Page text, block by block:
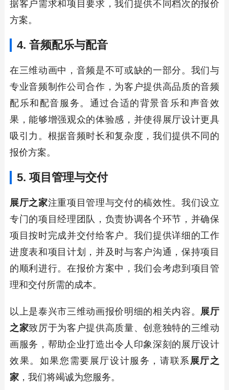
据客户需求和项目要求，我们提供不同档次的报价
方案。
4. 音频配乐与配音
在三维动画中，音频是不可或缺的一部分。我们与
专业音频制作公司合作，为客户提供高品质的音频
配乐和配音服务。通过合适的背景音乐和声音效
果，能够增强观众的体验感，并使得展厅设计更具
吸引力。根据音频时长和复杂度，我们提供不同的
报价方案。
5. 项目管理与交付
展厅之家注重项目管理与交付的槁效性。我们设立
专门的项目经理团队，负责协调各个环节，并确保
项目按时完成并交付给客户。我们提供详细的工作
进度表和项目计划，并及时与客户沟通，保持项目
的顺利进行。在报价方案中，我们会考虑到项目管
理和交付所需的成本。
以上是泰兴市三维动画报价明细的相关内容。 展厅
之家致厉于为客户提供高质量、创意独特的三维动
画服务，帮助企业打造出令人印象深刻的展厅设计
效果。如果您需要展厅设计服务，请联系展厅之
家，我们将竭诚为您服务。